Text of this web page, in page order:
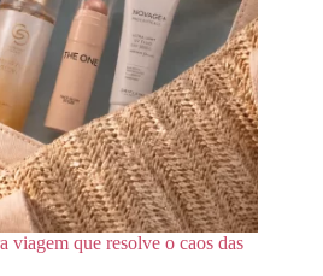
viagem que resolve o caos das